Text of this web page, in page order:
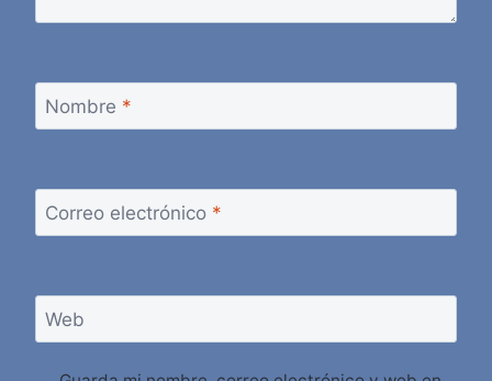
Nombre *
Correo electrónico *
Web